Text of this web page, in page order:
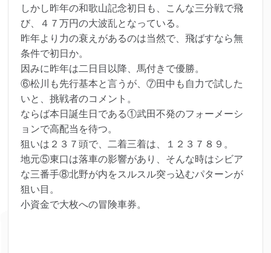
しかし昨年の和歌山記念初日も、こんな三分戦で飛
び、４７万円の大波乱となっている。
昨年より力の衰えがあるのは当然で、飛ばすなら無
条件で初日か。
因みに昨年は二日目以降、馬付きで優勝。
⑥松川も先行基本と言うが、⑦田中も自力で試した
いと、挑戦者のコメント。
ならば本日誕生日である①武田不発のフォーメーシ
ョンで高配当を待つ。
狙いは２３７頭で、二着三着は、１２３７８９。
地元⑤東口は落車の影響があり、そんな時はシビア
な三番手⑧北野が内をスルスル突っ込むパターンが
狙い目。
小資金で大枚への冒険車券。